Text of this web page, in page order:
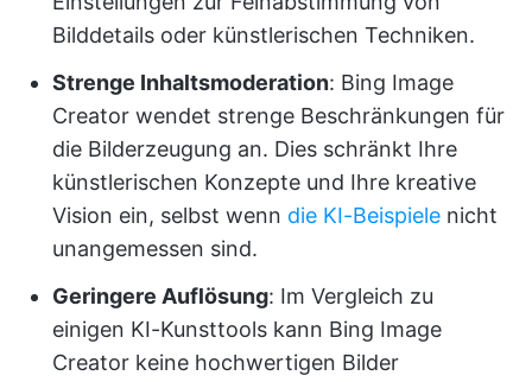
Bilddetails oder künstlerischen Techniken.
Strenge Inhaltsmoderation: Bing Image
Creator wendet strenge Beschränkungen für
die Bilderzeugung an. Dies schränkt Ihre
künstlerischen Konzepte und Ihre kreative
Vision ein, selbst wenn die KI-Beispiele nicht
unangemessen sind.
Geringere Auflösung: Im Vergleich zu
einigen KI-Kunsttools kann Bing Image
Creator keine hochwertigen Bilder